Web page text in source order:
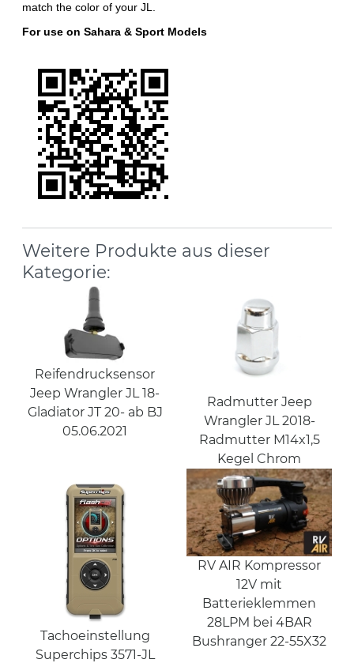
match the color of your JL.
For use on Sahara & Sport Models
Weitere Produkte aus dieser
Kategorie:
Reifendrucksensor
Jeep Wrangler JL 18-
Gladiator JT 20- ab BJ
05.06.2021
Radmutter Jeep
Wrangler JL 2018-
Radmutter M14x1,5
Kegel Chrom
Tachoeinstellung
Superchips 3571-JL
RV AIR Kompressor
12V mit
Batterieklemmen
28LPM bei 4BAR
Bushranger 22-55X32